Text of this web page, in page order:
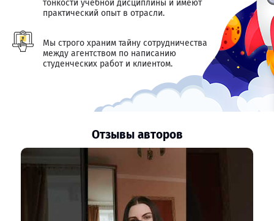
тонкости учебной дисциплины и имеют
практический опыт в отрасли.
Мы строго храним тайну сотрудничества
между агентством по написанию
студенческих работ и клиентом.
Отзывы авторов